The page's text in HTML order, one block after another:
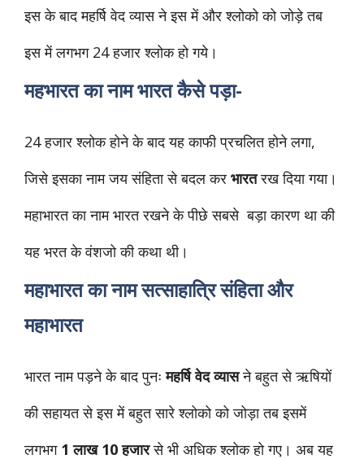
इस के बाद महर्षि वेद व्यास ने इस में और श्लोको को जोड़े तब
इस में लगभग 24 हजार श्लोक हो गये।
महभारत का नामभारतकैसे पड़ा-
24 हजार श्लोक होने के बाद यह काफी प्रचलित होने लगा,
जिसे इसका नाम जय संहिता से बदल कर भारतरख दिया गया।
महाभारत का नाम भारत रखने के पीछे सबसे बड़ा कारण था की
यह भरत के वंशजो की कथा थी।
महाभारत का नाम सत्साहात्रि संहिता और
महाभारत
भारत नाम पड़ने के बाद पुनःमहर्षि वेद व्यासने बहुत से ऋषियों
की सहायत से इस में बहुत सारे श्लोको को जोड़ा तब इसमें
लगभग 1 लाख 10 हजारसे भी अधिक श्लोक हो गए। अब यह